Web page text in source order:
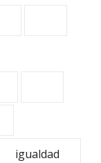
igualdad